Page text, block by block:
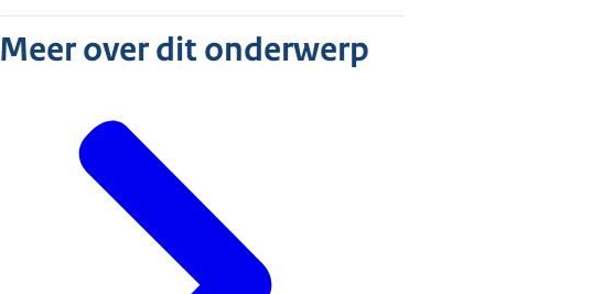
Meer over dit onderwerp